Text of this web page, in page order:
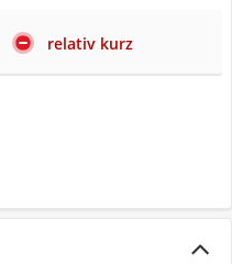
relativ kurz